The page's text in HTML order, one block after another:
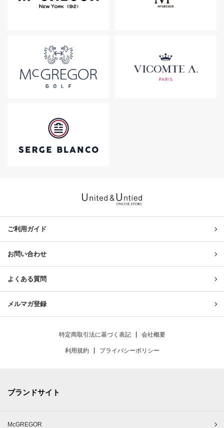
ご利用ガイド
お問い合わせ
よくある質問
メルマガ登録
特定商取引法に基づく表記 会社概要
利用規約 プライバシーポリシー
ブランドサイト
McGREGOR